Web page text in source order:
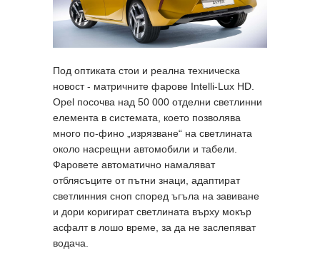
Под оптиката стои и реална техническа
новост - матричните фарове Intelli-Lux HD.
Opel посочва над 50 000 отделни светлинни
елемента в системата, което позволява
много по-фино „изрязване“ на светлината
около насрещни автомобили и табели.
Фаровете автоматично намаляват
отблясъците от пътни знаци, адаптират
светлинния сноп според ъгъла на завиване
и дори коригират светлината върху мокър
асфалт в лошо време, за да не заслепяват
водача.